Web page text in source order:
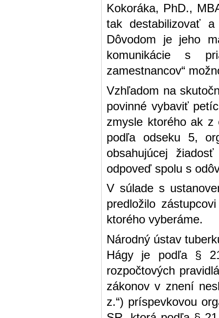
Kokoráka, PhD.,
tak destabilizovať
Dôvodom je jeho
komunikácie s
zamestnancov“
Vzhľadom na
povinné vybaviť
zmysle ktorého ak z
podľa odseku 5,
obsahujúcej
odpoveď spolu s
V súlade s
predložilo
ktorého vyberáme.
Národný ústav
Hágy je podľa §
rozpočtových
zákonov v znení
z.“) príspevkovou